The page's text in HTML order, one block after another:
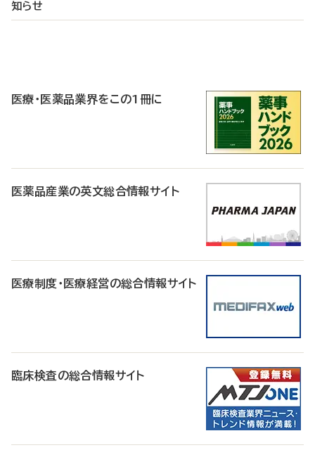
知らせ
医療・医薬品業界をこの1冊に
医薬品産業の英文総合情報サイト
医療制度・医療経営の総合情報サイト
臨床検査の総合情報サイト